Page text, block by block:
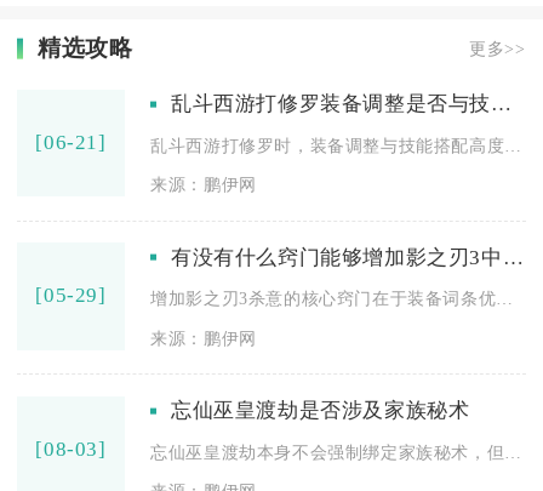
精选攻略 更多>>
[06-21]
乱斗西游打修罗装备调整是否与技能配搭有关
来源：鹏伊网
[05-29]
有没有什么窍门能够增加影之刃3中的杀意
来源：鹏伊网
[08-03]
忘仙巫皇渡劫是否涉及家族秘术